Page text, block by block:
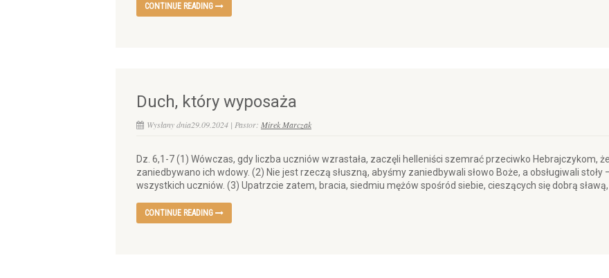
CONTINUE READING
Duch, który wyposaża
Wysłany dnia29.09.2024 | Pastor: Mirek Marczak
Dz. 6,1-7 (1) Wówczas, gdy liczba uczniów wzrastała, zaczęli helleniści szemrać przeciwko Hebrajczykom,
zaniedbywano ich wdowy. (2) Nie jest rzeczą słuszną, abyśmy zaniedbywali słowo Boże, a obsługiwali
wszystkich uczniów. (3) Upatrzcie zatem, bracia, siedmiu mężów spośród siebie, cieszących się dobrą sławą,
CONTINUE READING